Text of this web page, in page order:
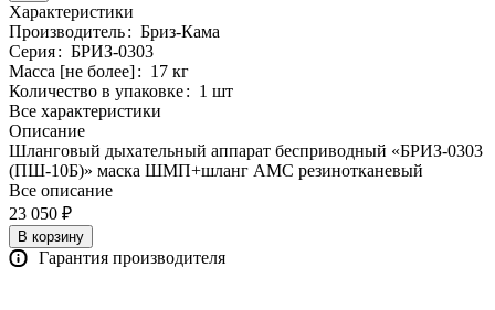
Характеристики
Производитель: Бриз-Кама
Серия: БРИЗ-0303
Масса [не более]: 17 кг
Количество в упаковке: 1 шт
Все характеристики
Описание
Шланговый дыхательный аппарат бесприводный «БРИЗ-0303
(ПШ-10Б)» маска ШМП+шланг АМС резинотканевый
Все описание
23 050 ₽
В корзину
Гарантия производителя